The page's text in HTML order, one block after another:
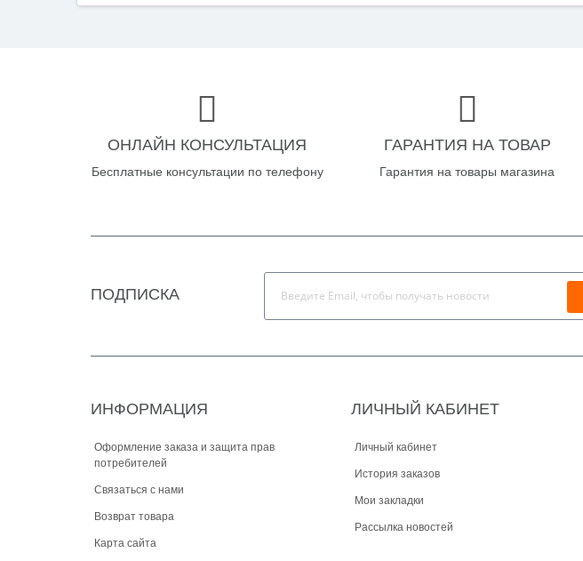
ОНЛАЙН КОНСУЛЬТАЦИЯ
Бесплатные консультации по телефону
ГАРАНТИЯ НА ТОВАР
Гарантия на товары магазина
ПОДПИСКА
ИНФОРМАЦИЯ
Оформление заказа и защита прав
потребителей
Связаться с нами
Возврат товара
Карта сайта
ЛИЧНЫЙ КАБИНЕТ
Личный кабинет
История заказов
Мои закладки
Рассылка новостей